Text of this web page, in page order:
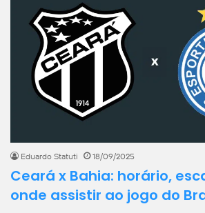
Eduardo Statuti 18/09/2025
Ceará x Bahia: horário,
onde assistir ao jogo do